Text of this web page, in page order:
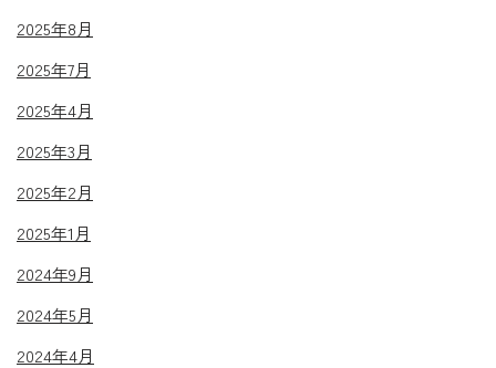
2025年8月
2025年7月
2025年4月
2025年3月
2025年2月
2025年1月
2024年9月
2024年5月
2024年4月